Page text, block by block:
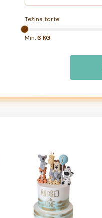
Težina torte:
Min:6 KG